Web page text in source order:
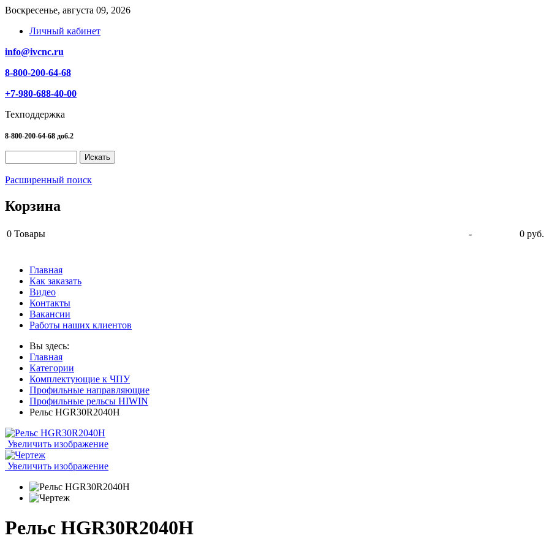
Воскресенье, августа 09, 2026
Личный кабинет
info@ivcnc.ru
8-800-200-64-68
+7-980-688-40-00
Техподдержка
8-800-200-64-68 доб.2
Расширенный поиск
Корзина
0 Товары -
0 руб.
Главная
Как заказать
Видео
Контакты
Вакансии
Работы наших клиентов
Вы здесь:
Главная
Категории
Комплектующие к ЧПУ
Профильные направляющие
Профильные рельсы HIWIN
Рельс HGR30R2040H
Увеличить изображение
Увеличить изображение
Рельс HGR30R2040H